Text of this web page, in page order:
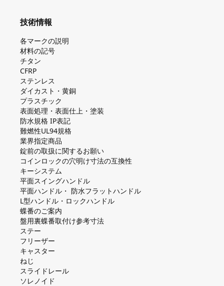
技術情報
各マークの説明
材料の記号
チタン
CFRP
ステンレス
ダイカスト・⻩銅
プラスチック
表面処理・表面仕上・塗装
防⽔規格 IP表記
難燃性UL94規格
業界指定商品
錠前の取扱に関するお願い
コインロックの⽳明け⼨法の互換性
キーシステム
平⾯スイングハンドル
平⾯ハンドル・ 防⽔フラットハンドル
L型ハンドル・ロックハンドル
蝶番のご案内
盤⽤裏蝶番取付け参考⼨法
ステー
フリーザー
キャスター
ねじ
スライドレール
ソレノイド